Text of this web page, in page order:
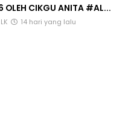
OLEH CIKGU ANITA #AL...
14 hari yang lalu